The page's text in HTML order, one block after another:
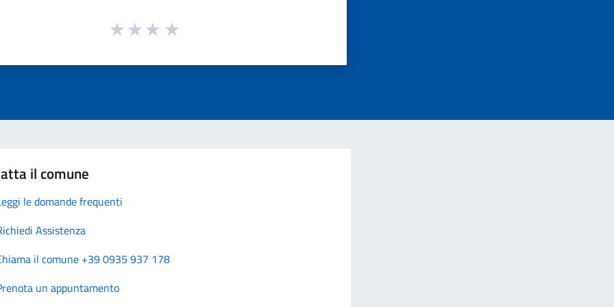
il comune
le domande frequenti
Assistenza
il comune +39 0935 937 178
un appuntamento